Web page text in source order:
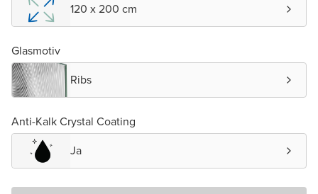
120 x 200 cm
Glasmotiv
Ribs
Anti-Kalk Crystal Coating
Ja